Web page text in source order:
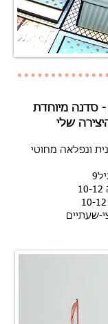
סדנה מיוחדת
שלי
שעתיים